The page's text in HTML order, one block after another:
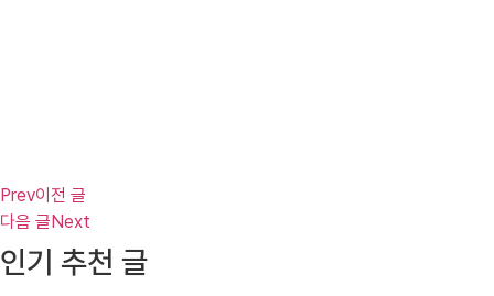
Prev이전 글
다음 글Next
인기 추천 글